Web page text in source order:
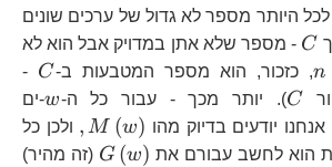
היותר מספר לא גדול של ערכים שונים
C C - מספר שלא אתן במדויק אבל הוא לא
n^{2} n n, כזכור, הוא מספר המטבעות ב-C
-
C C). יותר מכך - עבור כל ה-w-ים
יודעים בדיוק מהו
, M (w)
ולכן כל
הוא לחשב עבורם את
G (w)
(זה מהיר)